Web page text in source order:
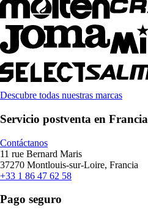
Descubre todas nuestras marcas
Servicio postventa en Francia
Contáctanos
11 rue Bernard Maris
37270 Montlouis-sur-Loire, Francia
+33 1 86 47 62 58
Pago seguro